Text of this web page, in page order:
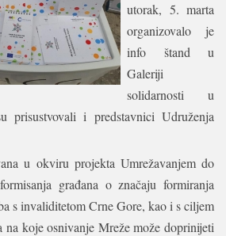
utorak, 5. marta
organizovalo je
info štand u
Galeriji
solidarnosti u
prisustvovali i predstavnici Udruženja
u okviru projekta Umrežavanjem do
građana o značaju formiranja
s invaliditetom Crne Gore, kao i s ciljem
na koje osnivanje Mreže može doprinijeti